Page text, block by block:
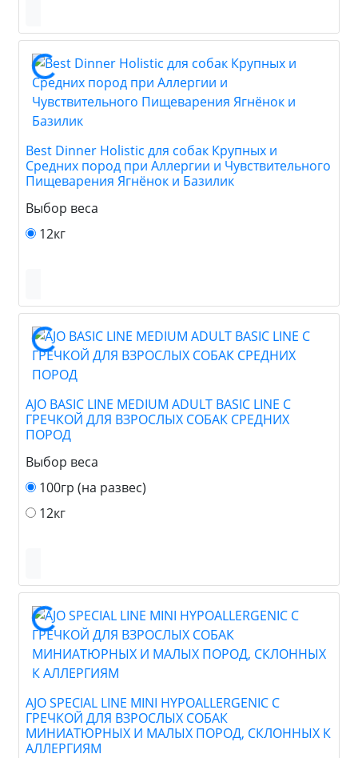
Best Dinner Holistic для собак Крупных и
Средних пород при Аллергии и Чувствительного
Пищеварения Ягнёнок и Базилик
Выбор веса
12кг
AJO BASIC LINE MEDIUM ADULT BASIC LINE С
ГРЕЧКОЙ ДЛЯ ВЗРОСЛЫХ СОБАК СРЕДНИХ
ПОРОД
Выбор веса
100гр (на развес)
12кг
AJO SPECIAL LINE MINI HYPOALLERGENIC С
ГРЕЧКОЙ ДЛЯ ВЗРОСЛЫХ СОБАК
МИНИАТЮРНЫХ И МАЛЫХ ПОРОД, СКЛОННЫХ К
АЛЛЕРГИЯМ